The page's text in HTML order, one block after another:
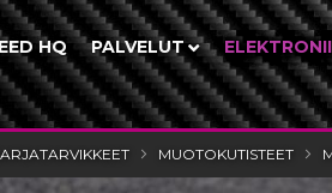
HQ PALVELUT
MUOTOKUTISTEET